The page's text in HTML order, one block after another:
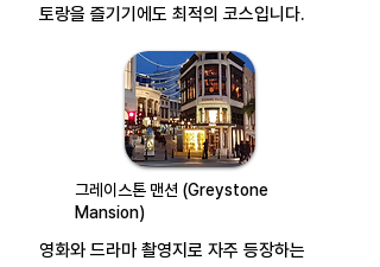
토랑을 즐기기에도 최적의 코스입니다.
그레이스톤 맨션 (Greystone
Mansion)
영화와 드라마 촬영지로 자주 등장하는